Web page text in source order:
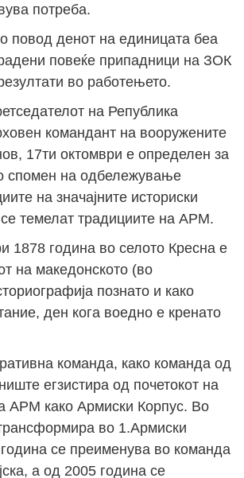
потреба.
повод денот на единицата беа
повеќе припадници на ЗОК
во работењето.
на Република
командант на вооружените
17ти октомври е определен за
спомен на одбележување
на значајните историски
се темелат традициите на АРМ.
1878 година во селото Кресна е
на македонското (во
познато и како
ден кога воедно е кренато
команда, како команда од
егзистира од почетокот на
АРМ како Армиски Корпус. Во
во 1.Армиски
се преименува во команда
а од 2005 година се